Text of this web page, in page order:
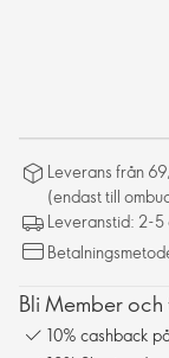
Leverans från
(endast till
Leveranstid: 2-
Bli Member
10% cashback